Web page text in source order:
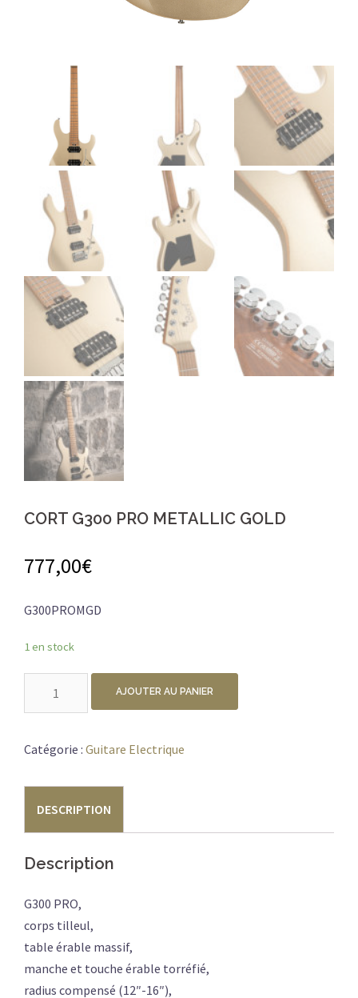
CORT G300 PRO METALLIC GOLD
777,00€
G300PROMGD
1 en stock
G300
METALLIC
GOLD
AJOUTER AU PANIER
Catégorie : Guitare Electrique
DESCRIPTION
Description
G300 PRO,
corps tilleul,
table érable massif,
manche et touche érable torréfié,
radius compensé (12″-16″),